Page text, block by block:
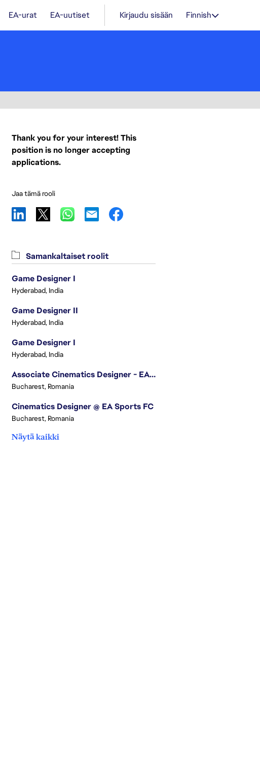
EA-urat EA-uutiset Kirjaudu sisään Finnish
Thank you for your interest! This
position is no longer accepting
applications.
Jaa tämä rooli
Samankaltaiset roolit
Game Designer I
Hyderabad, India
Game Designer II
Hyderabad, India
Game Designer I
Hyderabad, India
Associate Cinematics Designer - EA Sports FC
Bucharest, Romania
Cinematics Designer @ EA Sports FC
Bucharest, Romania
Näytä kaikki